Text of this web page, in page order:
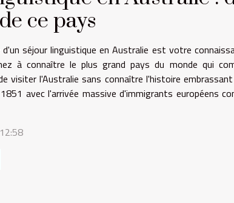
ce pays
séjour linguistique en Australie est votre
à connaître le plus grand pays du monde qui
visiter l'Australie sans connaître l'histoire
avec l'arrivée massive d'immigrants européens